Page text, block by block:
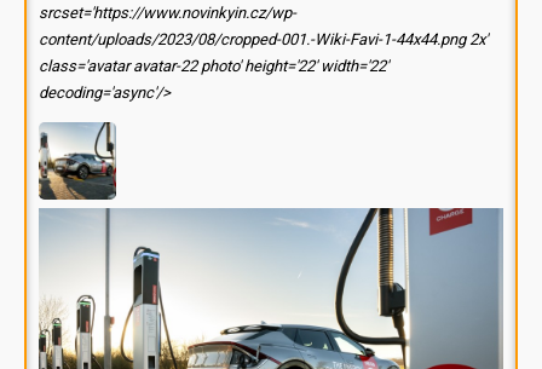
srcset='https://www.novinkyin.cz/wp-
content/uploads/2023/08/cropped-001.-Wiki-Favi-1-44x44.png 2x'
class='avatar avatar-22 photo' height='22' width='22'
decoding='async'/>